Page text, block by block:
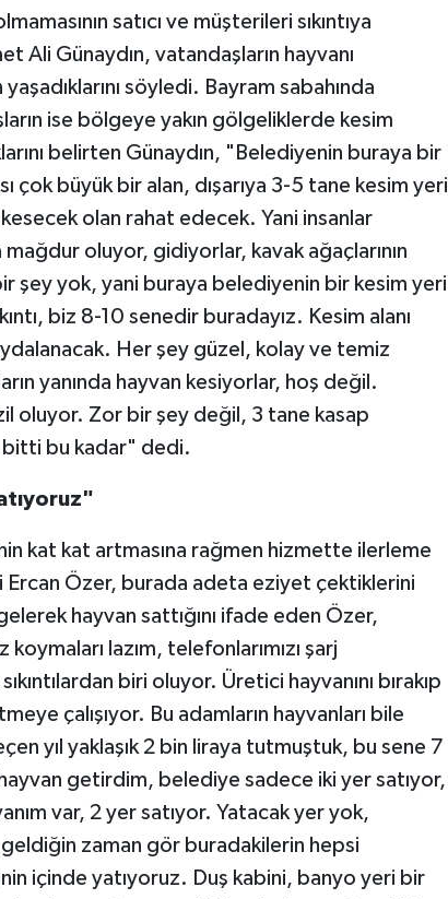
satıcı ve müşterileri sıkıntıya
Günaydın, vatandaşların hayvanı
söyledi. Bayram sabahında
ise bölgeye yakın gölgeliklerde kesim
belirten Günaydın, "Belediyenin buraya bir
çok büyük bir alan, dışarıya 3-5 tane kesim yeri
olan rahat edecek. Yani insanlar
oluyor, gidiyorlar, kavak ağaçlarının
şey yok, yani buraya belediyenin bir kesim yeri
biz 8-10 senedir buradayız. Kesim alanı
Her şey güzel, kolay ve temiz
yanında hayvan kesiyorlar, hoş değil.
oluyor. Zor bir şey değil, 3 tane kasap
bitti bu kadar" dedi.
kat kat artmasına rağmen hizmette ilerleme
Ercan Özer, burada adeta eziyet çektiklerini
hayvan sattığını ifade eden Özer,
lazım, telefonlarımızı şarj
biri oluyor. Üretici hayvanını bırakıp
çalışıyor. Bu adamların hayvanları bile
yıl yaklaşık 2 bin liraya tutmuştuk, bu sene 7
getirdim, belediye sadece iki yer satıyor,
var, 2 yer satıyor. Yatacak yer yok,
geldiğin zaman gör buradakilerin hepsi
içinde yatıyoruz. Duş kabini, banyo yeri bir